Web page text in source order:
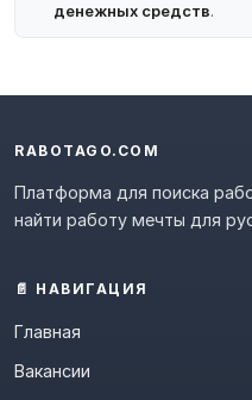
денежных средств.
RABOTAGO.COM
Платформа для поиска
найти работу мечты для
📄 НАВИГАЦИЯ
Главная
Вакансии